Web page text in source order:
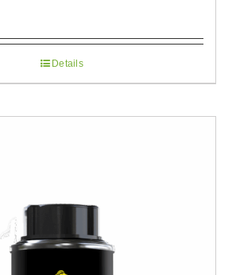
Details